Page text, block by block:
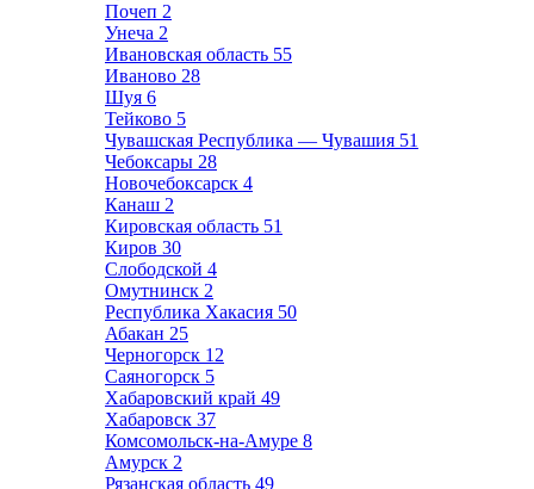
Почеп 2
Унеча 2
Ивановская область 55
Иваново 28
Шуя 6
Тейково 5
Чувашская Республика — Чувашия 51
Чебоксары 28
Новочебоксарск 4
Канаш 2
Кировская область 51
Киров 30
Слободской 4
Омутнинск 2
Республика Хакасия 50
Абакан 25
Черногорск 12
Саяногорск 5
Хабаровский край 49
Хабаровск 37
Комсомольск-на-Амуре 8
Амурск 2
Рязанская область 49